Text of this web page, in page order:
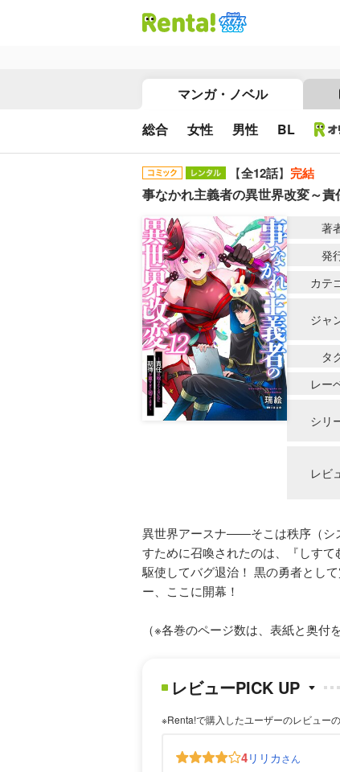
マンガ・ノベル
総合 女性 男性 BL
【全12話】 完結
事なかれ主義者の異世界改変～
著
発
カテ
ジャ
タ
レー
シリ
レビ
異世界アースナ――そこは秩序（シ
すために召喚されたのは、『しす
駆使してバグ退治！ 黒の勇者とし
ー、ここに開幕！
（※各巻のページ数は、表紙と奥付
レビューPICK UP
※Renta!で購入したユーザーのレビュー
4リリカさん